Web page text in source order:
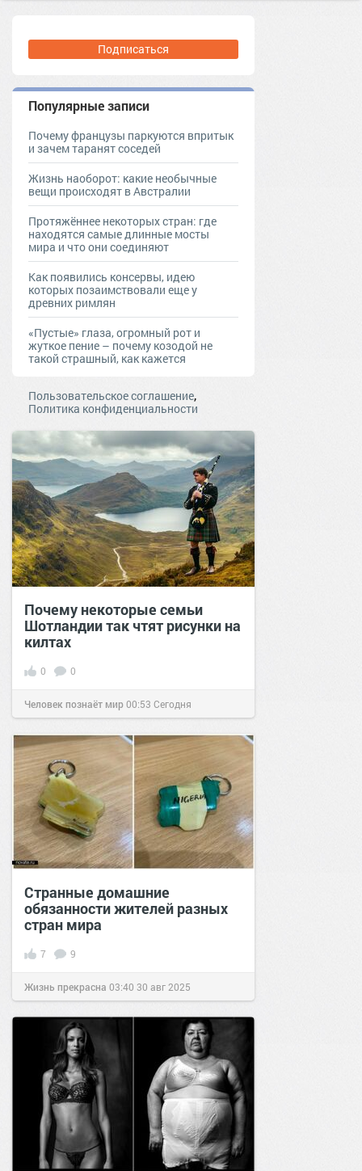
Подписаться
Популярные записи
Почему французы паркуются впритык
и зачем таранят соседей
Жизнь наоборот: какие необычные
вещи происходят в Австралии
Протяжённее некоторых стран: где
находятся самые длинные мосты
мира и что они соединяют
Как появились консервы, идею
которых позаимствовали еще у
древних римлян
«Пустые» глаза, огромный рот и
жуткое пение – почему козодой не
такой страшный, как кажется
Пользовательское соглашение,
Политика конфиденциальности
Почему некоторые семьи
Шотландии так чтят рисунки на
килтах
0 0
Человек познаёт мир00:53 Сегодня
Странные домашние
обязанности жителей разных
стран мира
7 9
Жизнь прекрасна 03:40 30 авг 2025